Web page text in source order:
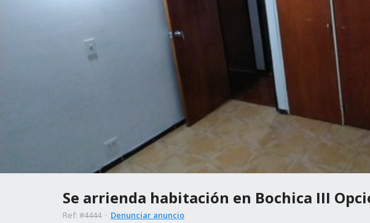
Se arrienda habitación en Bochica III
Ref: #4444 · Denunciar anuncio